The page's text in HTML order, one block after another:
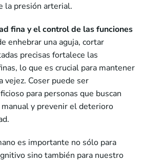
la presión arterial.
fina y el control de las funciones
enhebrar una aguja, cortar
precisas fortalece las
lo que es crucial para mantener
vejez. Coser puede ser
para personas que buscan
y prevenir el deterioro
es importante no sólo para
sino también para nuestro